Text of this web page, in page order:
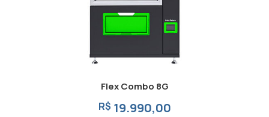
Flex Combo 8G
R$ 19.990,00